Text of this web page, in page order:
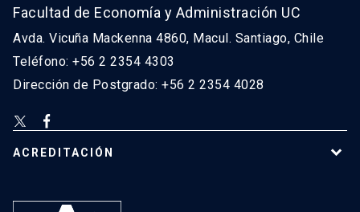
Facultad de Economía y Administración UC
Avda. Vicuña Mackenna 4860, Macul. Santiago, Chile
Teléfono: +56 2 2354 4303
Dirección de Postgrado: +56 2 2354 4028
ACREDITACIÓN